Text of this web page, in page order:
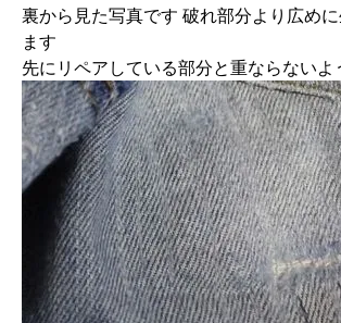
裏から見た写真です 破れ部分より広め
ます
先にリペアしている部分と重ならないよ